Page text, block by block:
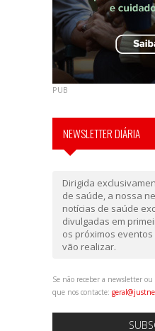
PUB
NEWSLETTER DIÁRIA
Dirigida
de saúde, a nossa
notícias de saúde
divulgadas em
os próximos
vão realizar.
Se não receber a newsletter
que nos contacte: